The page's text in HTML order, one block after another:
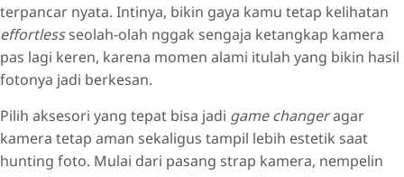
terpancar nyata. Intinya, bikin gaya kamu tetap kelihatan
effortlessseolah-olah nggak sengaja ketangkap kamera
pas lagi keren, karena momen alami itulah yang bikin hasil
fotonya jadi berkesan.
Pilih aksesori yang tepat bisa jadi game changeragar
kamera tetap aman sekaligus tampil lebih estetik saat
hunting foto. Mulai dari pasang strap kamera, nempelin